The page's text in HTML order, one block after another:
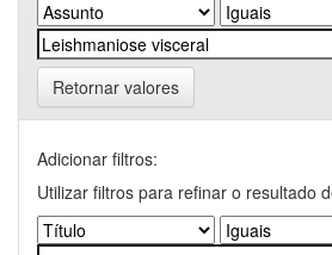
Retornar valores
Adicionar filtros:
Utilizar filtros para refinar o resultado